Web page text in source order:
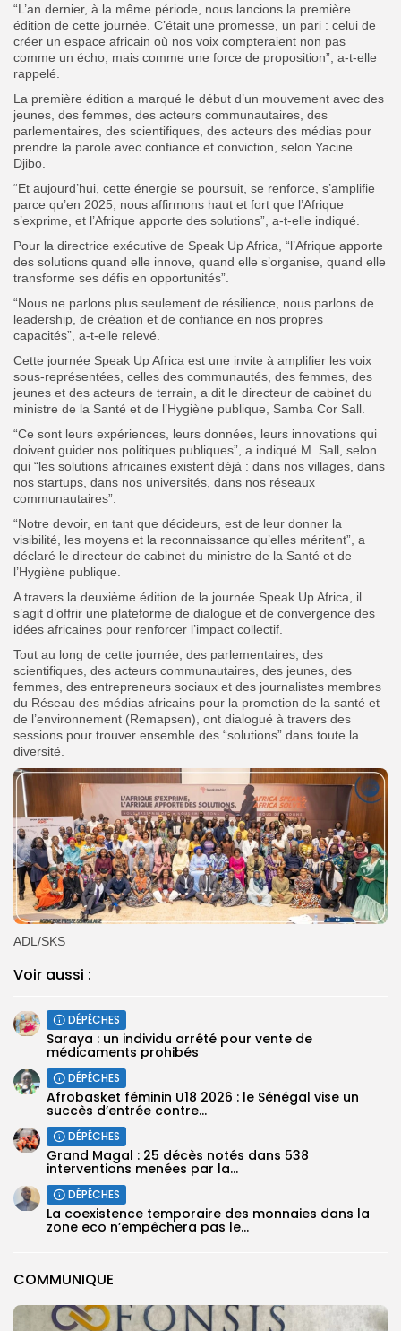
COMMUNIQUE
“L’an dernier, à la même période, nous lancions la première
édition de cette journée. C’était une promesse, un pari : celui de
créer un espace africain où nos voix compteraient non pas
comme un écho, mais comme une force de proposition”, a-t-elle
rappelé.
La première édition a marqué le début d’un mouvement avec des
jeunes, des femmes, des acteurs communautaires, des
parlementaires, des scientifiques, des acteurs des médias pour
prendre la parole avec confiance et conviction, selon Yacine
Djibo.
“Et aujourd’hui, cette énergie se poursuit, se renforce, s’amplifie
parce qu’en 2025, nous affirmons haut et fort que l’Afrique
s’exprime, et l’Afrique apporte des solutions”, a-t-elle indiqué.
Pour la directrice exécutive de Speak Up Africa, “l’Afrique apporte
des solutions quand elle innove, quand elle s’organise, quand elle
transforme ses défis en opportunités”.
“Nous ne parlons plus seulement de résilience, nous parlons de
leadership, de création et de confiance en nos propres
capacités”, a-t-elle relevé.
Cette journée Speak Up Africa est une invite à amplifier les voix
sous-représentées, celles des communautés, des femmes, des
jeunes et des acteurs de terrain, a dit le directeur de cabinet du
ministre de la Santé et de l’Hygiène publique, Samba Cor Sall.
“Ce sont leurs expériences, leurs données, leurs innovations qui
doivent guider nos politiques publiques”, a indiqué M. Sall, selon
qui “les solutions africaines existent déjà : dans nos villages, dans
nos startups, dans nos universités, dans nos réseaux
communautaires”.
“Notre devoir, en tant que décideurs, est de leur donner la
visibilité, les moyens et la reconnaissance qu’elles méritent”, a
déclaré le directeur de cabinet du ministre de la Santé et de
l’Hygiène publique.
A travers la deuxième édition de la journée Speak Up Africa, il
s’agit d’offrir une plateforme de dialogue et de convergence des
idées africaines pour renforcer l’impact collectif.
Tout au long de cette journée, des parlementaires, des
scientifiques, des acteurs communautaires, des jeunes, des
femmes, des entrepreneurs sociaux et des journalistes membres
du Réseau des médias africains pour la promotion de la santé et
de l’environnement (Remapsen), ont dialogué à travers des
sessions pour trouver ensemble des “solutions” dans toute la
diversité.
ADL/SKS
Voir aussi :
DÉPÊCHES
Saraya : un individu arrêté pour vente de
médicaments prohibés
DÉPÊCHES
Afrobasket féminin U18 2026 : le Sénégal vise un
succès d’entrée contre...
DÉPÊCHES
Grand Magal : 25 décès notés dans 538
interventions menées par la...
DÉPÊCHES
La coexistence temporaire des monnaies dans la
zone eco n’empêchera pas le...